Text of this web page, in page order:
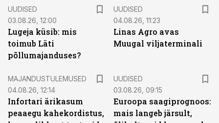
UUDISED
03.08.26, 12:00
Lugeja küsib: mis
toimub Läti
põllumajanduses?
UUDISED
04.08.26, 11:23
Linas Agro avas
Muugal viljaterminali
MAJANDUSTULEMUSED
04.08.26, 12:14
Infortari ärikasum
peaaegu kahekordistus,
UUDISED
03.08.26, 09:15
Euroopa saagiprognoos:
mais langeb järsult,